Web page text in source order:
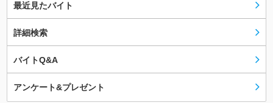
最近見たバイト
詳細検索
バイトQ&A
アンケート&プレゼント